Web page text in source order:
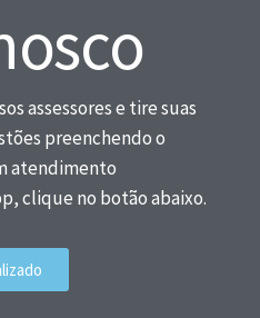
assessores e tire suas
preenchendo o
atendimento
clique no botão abaixo.